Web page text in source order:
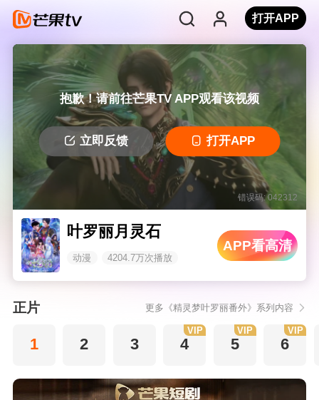
打开APP
抱歉！请前往芒果TV APP观看该视频
立即反馈 打开APP
错误码: 042312
叶罗丽月灵石
动漫 4204.7万次播放
APP看高清
正片 更多《精灵梦叶罗丽番外》系列内容
1 2 3 4
VIP
5
VIP
6
VIP